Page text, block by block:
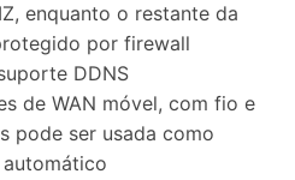
enquanto o restante da
por firewall
DDNS
de WAN móvel, com fio e
pode ser usada como